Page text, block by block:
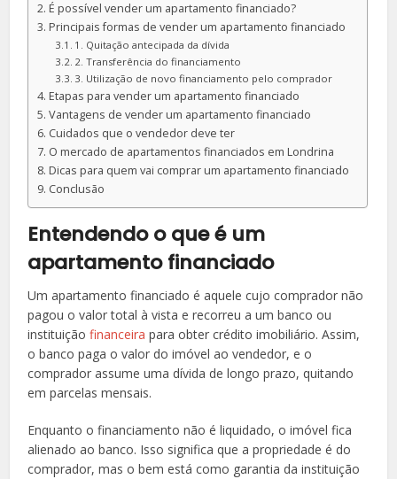
É possível vender um apartamento financiado?
Principais formas de vender um apartamento financiado
1. Quitação antecipada da dívida
2. Transferência do financiamento
3. Utilização de novo financiamento pelo comprador
Etapas para vender um apartamento financiado
Vantagens de vender um apartamento financiado
Cuidados que o vendedor deve ter
O mercado de apartamentos financiados em Londrina
Dicas para quem vai comprar um apartamento financiado
Conclusão
Entendendo o que é um
apartamento financiado
Um apartamento financiado é aquele cujo comprador não
pagou o valor total à vista e recorreu a um banco ou
instituiçãofinanceira para obter crédito imobiliário. Assim,
o banco paga o valor do imóvel ao vendedor, e o
comprador assume uma dívida de longo prazo, quitando
em parcelas mensais.
Enquanto o financiamento não é liquidado, o imóvel fica
alienado ao banco. Isso significa que a propriedade é do
comprador, mas o bem está como garantia da instituição